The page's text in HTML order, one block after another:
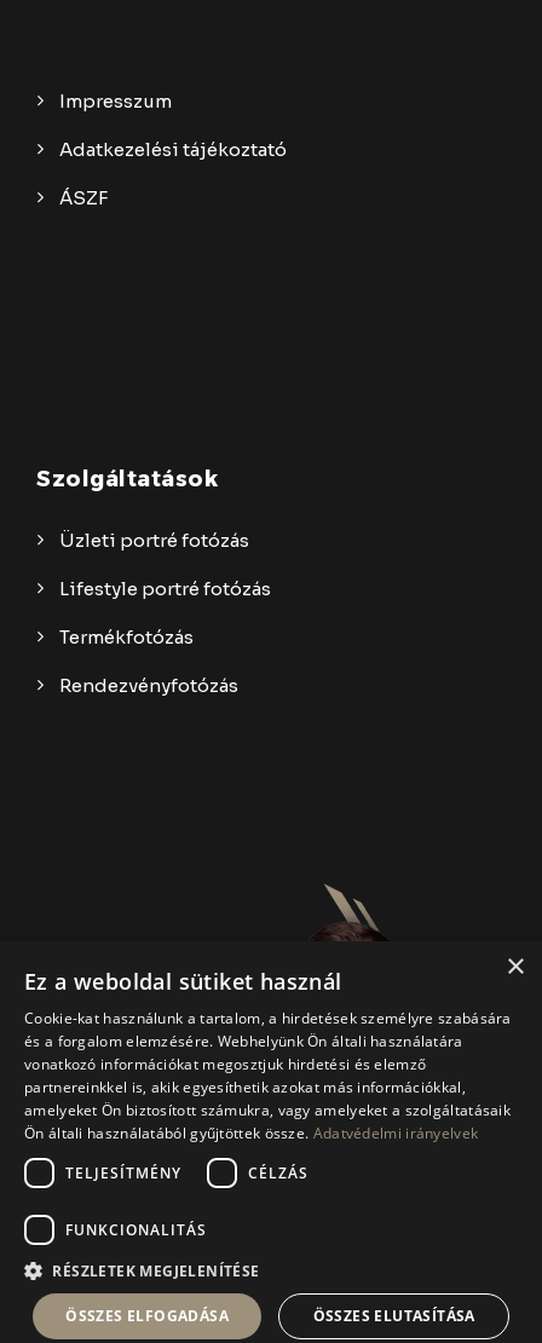
Impresszum
Adatkezelési tájékoztató
ÁSZF
Szolgáltatások
Üzleti portré fotózás
Lifestyle portré fotózás
Termékfotózás
Rendezvényfotózás
© Faragó László Fotóstúdió 2017-2025 | Design:
Kecskeméti Vivien –
vivienkecskemeti.hu|
Szövegezés: Kovács Péter –szovegesprofit.hu
×
Ez a weboldal sütiket használ
Cookie-kat használunk a tartalom, a hirdetések személyre szabására
és a forgalom elemzésére. Webhelyünk Ön általi használatára
vonatkozó információkat megosztjuk hirdetési és elemző
partnereinkkel is, akik egyesíthetik azokat más információkkal,
amelyeket Ön biztosított számukra, vagy amelyeket a szolgáltatásaik
Ön általi használatából gyűjtöttek össze. Adatvédelmi irányelvek
TELJESÍTMÉNY
CÉLZÁS
FUNKCIONALITÁS
RÉSZLETEK MEGJELENÍTÉSE
ÖSSZES ELFOGADÁSA ÖSSZES ELUTASÍTÁSA